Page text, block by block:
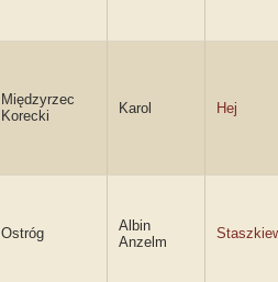
Międzyrzec
Korecki
Karol Hej
Ostróg
Albin
Anzelm